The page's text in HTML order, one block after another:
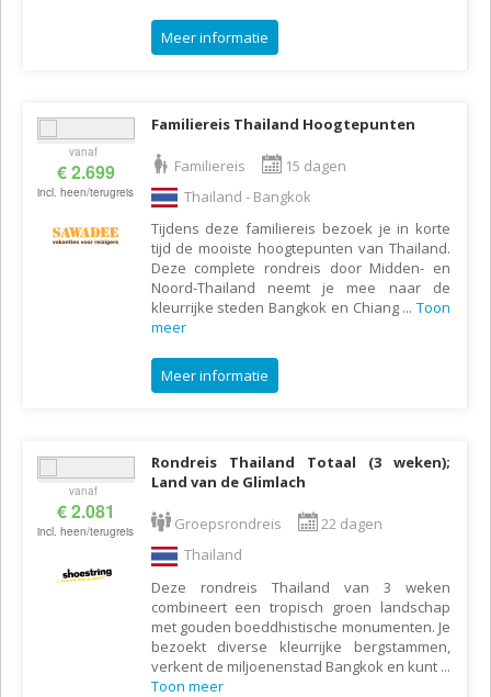
Meer informatie
vanaf
€ 2.699
incl. heen/terugreis
Familiereis Thailand Hoogtepunten
Familiereis
15 dagen
Thailand - Bangkok
Tijdens deze familiereis bezoek je in korte
tijd de mooiste hoogtepunten van Thailand.
Deze complete rondreis door Midden- en
Noord-Thailand neemt je mee naar de
kleurrijke steden Bangkok en Chiang ... Toon
meer
Meer informatie
vanaf
€ 2.081
incl. heen/terugreis
Rondreis Thailand Totaal (3 weken);
Land van de Glimlach
Groepsrondreis
22 dagen
Thailand
Deze rondreis Thailand van 3 weken
combineert een tropisch groen landschap
met gouden boeddhistische monumenten. Je
bezoekt diverse kleurrijke bergstammen,
verkent de miljoenenstad Bangkok en kunt ...
Toon meer